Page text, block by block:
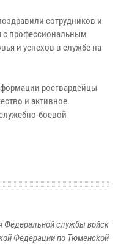
сотрудников и
с профессиональным
и успехов в службе на
росгвардейцы
и активное
боевой
Федеральной службы войск
Федерации по Тюменской